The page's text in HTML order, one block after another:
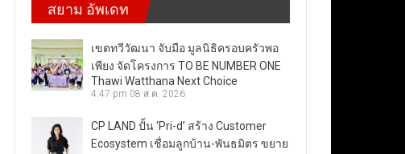
สยาม อัพเดท
เขตทวีวัฒนา จับมือ มูลนิธิครอบครัวพอ
เพียง จัดโครงการ TO BE NUMBER ONE
Thawi Watthana Next Choice
4:47 pm 08 ส.ค. 2026
CP LAND ปั้น ‘Pri-d’ สร้าง Customer
Ecosystem เชื่อมลูกบ้าน-พันธมิตร ขยาย